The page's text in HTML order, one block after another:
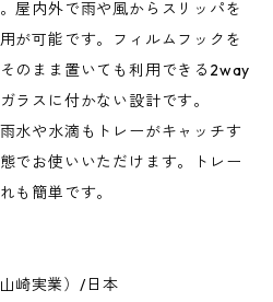
屋内外で雨や風からスリッパを
が可能です。フィルムフックを
のまま置いても利用できる2way
ラスに付かない設計です。
水や水滴もトレーがキャッチす
でお使いいただけます。トレー
も簡単です。
崎実業）/日本